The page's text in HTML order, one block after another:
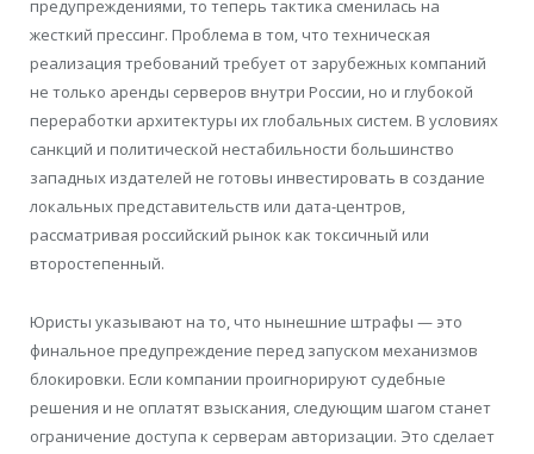
предупреждениями, то теперь тактика сменилась на
жесткий прессинг. Проблема в том, что техническая
реализация требований требует от зарубежных компаний
не только аренды серверов внутри России, но и глубокой
переработки архитектуры их глобальных систем. В условиях
санкций и политической нестабильности большинство
западных издателей не готовы инвестировать в создание
локальных представительств или дата-центров,
рассматривая российский рынок как токсичный или
второстепенный.
Юристы указывают на то, что нынешние штрафы — это
финальное предупреждение перед запуском механизмов
блокировки. Если компании проигнорируют судебные
решения и не оплатят взыскания, следующим шагом станет
ограничение доступа к серверам авторизации. Это сделает